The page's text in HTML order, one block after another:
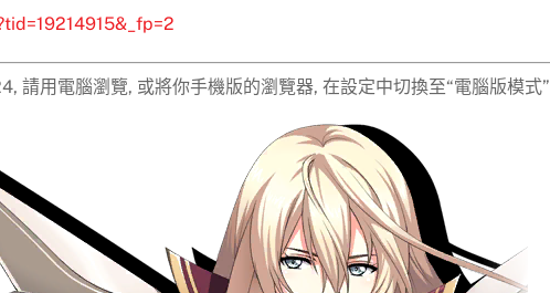
請用電腦瀏覽, 或將你手機版的瀏覽器, 在設定中切換至“電腦版模式”